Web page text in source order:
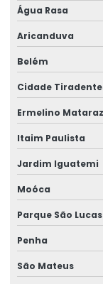
Empresa de piso
Empresa de piso
Empresa piso
Empresa que
Empresa que faz
Empresa que faz
Empresa que faz
comercial
Empresa de
Empresa de
Água Rasa
Aricanduva
Belém
Cidade
Ermelino
Itaim Paulista
Jardim Iguatemi
Moóca
Parque São Lucas
Penha
São Mateus